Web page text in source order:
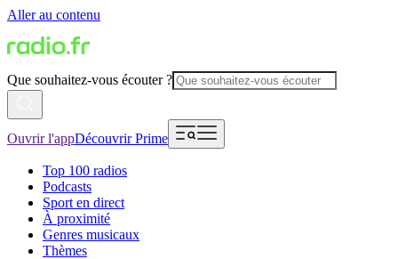
Aller au contenu
Que souhaitez-vous écouter ?
Ouvrir l'appDécouvrir Prime
Top 100 radios
Podcasts
Sport en direct
À proximité
Genres musicaux
Thèmes